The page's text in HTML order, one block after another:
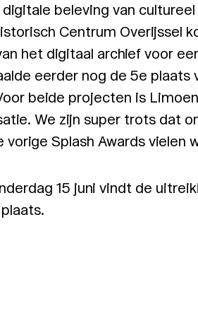
beleving van
Centrum Overijssel
het digitaal archief voor
eerder nog de 5e plaats
beide projecten is
We zijn super trots dat
vorige Splash Awards vielen
15 juni vindt de